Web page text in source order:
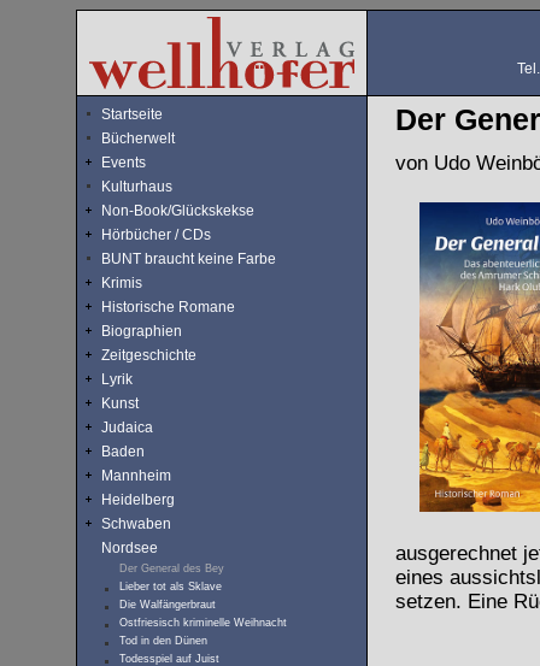
Startseite
Bücherwelt
Events
Kulturhaus
Non-Book/Glückskekse
Hörbücher / CDs
BUNT braucht keine Farbe
Krimis
Historische Romane
Biographien
Zeitgeschichte
Lyrik
Kunst
Judaica
Baden
Mannheim
Heidelberg
Schwaben
Nordsee
Der General des Bey
Lieber tot als Sklave
Die Walfängerbraut
Ostfriesisch kriminelle Weihnacht
Tod in den Dünen
Todesspiel auf Juist
Der
von Udo
ausgerechnet
eines
setzen. Eine